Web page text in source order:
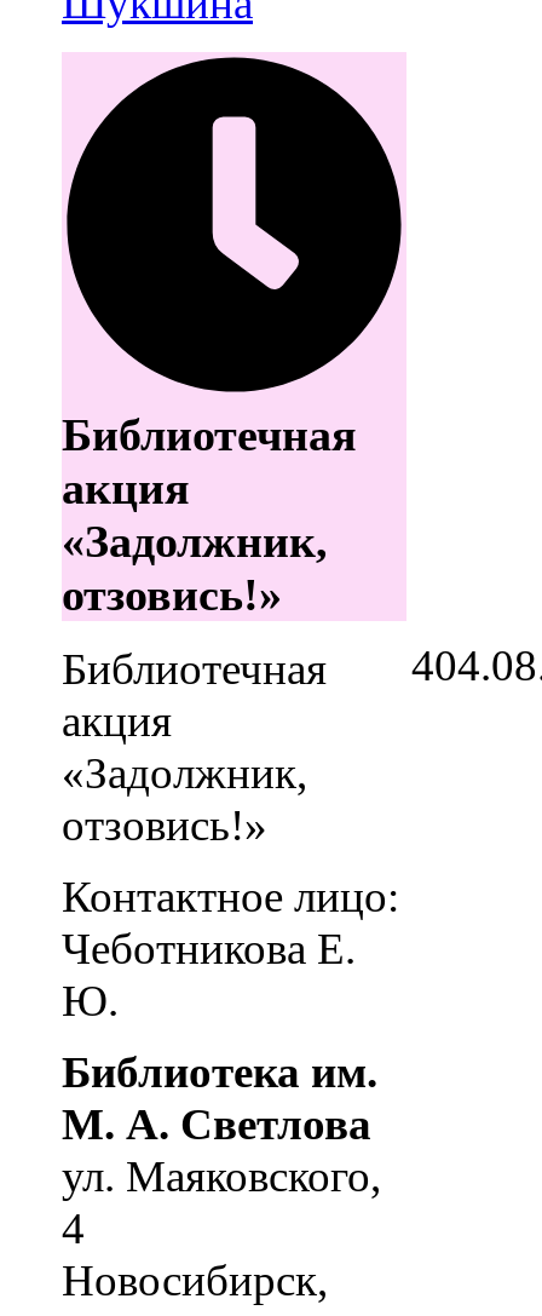
Библиотечная
акция
«Задолжник,
отзовись!»
Библиотечная
акция
«Задолжник,
отзовись!»
Контактное лицо:
Чеботникова Е.
Ю.
Библиотека им.
М. А. Светлова
ул. Маяковского,
4
Новосибирск,
4